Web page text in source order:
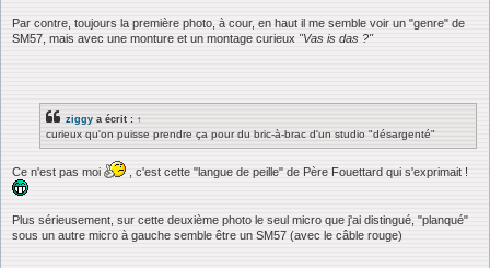
Par contre, toujours la première photo, à cour, en haut il me semble voir un "genre" de
SM57, mais avec une monture et un montage curieux "Vas is das ?"
ziggy a écrit : ↑
curieux qu'on puisse prendre ça pour du bric-à-brac d'un studio "désargenté"
Ce n'est pas moi , c'est cette "langue de peille" de Père Fouettard qui s'exprimait !
Plus sérieusement, sur cette deuxième photo le seul micro que j'ai distingué, "planqué"
sous un autre micro à gauche semble être un SM57 (avec le câble rouge)